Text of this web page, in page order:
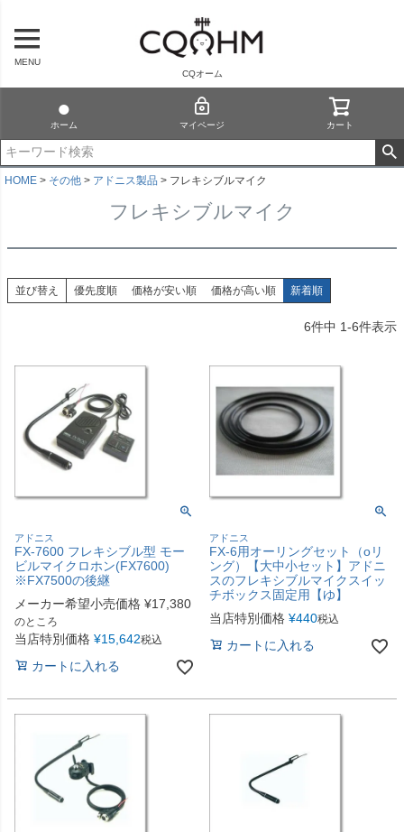
MENU
CQオーム
ホーム マイページ カート
HOME その他 アドニス製品 フレキシブルマイク
フレキシブルマイク
並び替え 優先度順 価格が安い順 価格が高い順 新着順
6件中 1-6件表示
アドニス
FX-7600 フレキシブル型 モー
ビルマイクロホン(FX7600)
※FX7500の後継
メーカー希望小売価格 ¥17,380
のところ
当店特別価格 ¥15,642税込
カートに入れる
アドニス
FX-6用オーリングセット（oリ
ング）【大中小セット】アドニ
スのフレキシブルマイクスイッ
チボックス固定用【ゆ】
当店特別価格 ¥440税込
カートに入れる